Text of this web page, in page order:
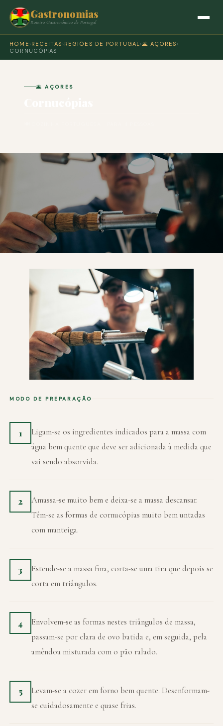
Gastronomias
Roteiro Gastronómico de Portugal
HOME › RECEITAS › REGIÕES DE PORTUGAL›🌋 AÇORES ›
CORNUCÓPIAS
🌋 AÇORES
MODO DE PREPARAÇÃO
1
Ligam-se os ingredientes indicados para a massa com
água bem quente que deve ser adicionada à medida que
vai sendo absorvida.
2
Amassa-se muito bem e deixa-se a massa descansar.
Têm-se as formas de cornucópias muito bem untadas
com manteiga.
3
Estende-se a massa fina, corta-se uma tira que depois se
corta em triângulos.
4
Envolvem-se as formas nestes triângulos de massa,
passam-se por clara de ovo batida e, em seguida, pela
amêndoa misturada com o pão ralado.
5
Levam-se a cozer em forno bem quente. Desenformam-
se cuidadosamente e quase frias.